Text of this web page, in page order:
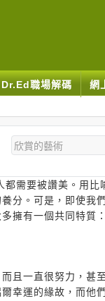
Dr.Ed職場解碼 網
需要被讚美。用比
分。可是，即使我
擁有一個共同特質
且一直很努力，甚
幸運的緣故，而他